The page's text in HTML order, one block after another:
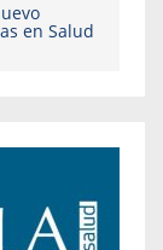
en Salud